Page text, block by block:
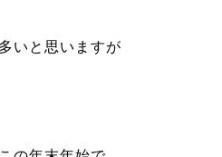
いと思いますが